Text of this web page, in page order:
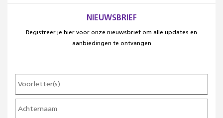
NIEUWSBRIEF
Registreer je hier voor onze nieuwsbrief om alle updates en
aanbiedingen te ontvangen